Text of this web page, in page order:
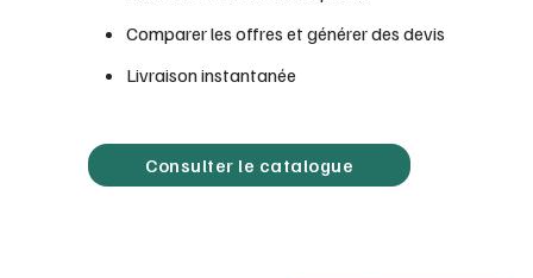
Comparer les offres et générer des devis
Livraison instantanée
Consulter le catalogue